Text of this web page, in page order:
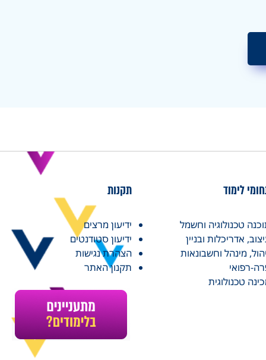
לימוד
טכנולוגיה וחשמל
אדריכלות ובניין
מינהל וחשבונאות
רפואי
טכנולוגית
תקנות
ידיעון מרצים
ידיעון סטודנטים
הצהרת נגישות
תקנון האתר